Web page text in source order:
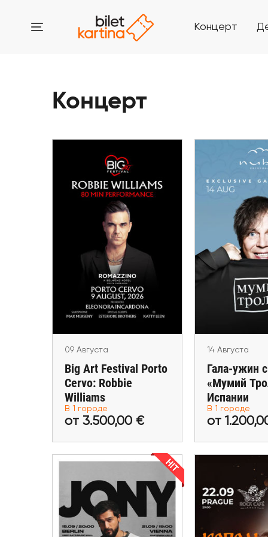
Концерт
Концерт
09 Августа
Big Art Festival Porto
Cervo: Robbie Williams
Porto Cervo (Arzachena)
от 3.500,00 €
Купить билеты
09 Августа
Big Art Festival Porto
Cervo: Robbie
Williams
В 1 городе
от 3.500,00 €
14
Гала-ужин
«Мумий
от
Купить
14 Августа
Гала-ужин
«Мумий
Испании
В 1 городе
от